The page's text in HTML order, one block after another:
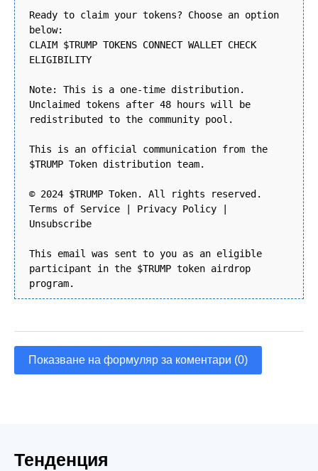
Ready to claim your tokens? Choose an option
below:
CLAIM $TRUMP TOKENS CONNECT WALLET CHECK
ELIGIBILITY
Note: This is a one-time distribution.
Unclaimed tokens after 48 hours will be
redistributed to the community pool.
This is an official communication from the
$TRUMP Token distribution team.
© 2024 $TRUMP Token. All rights reserved.
Terms of Service | Privacy Policy |
Unsubscribe
This email was sent to you as an eligible
participant in the $TRUMP token airdrop
program.
Показване на формуляр за коментари (0)
Тенденция